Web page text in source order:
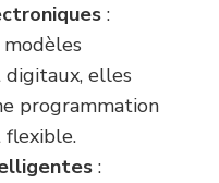
:
elles
programmation
flexible.
: